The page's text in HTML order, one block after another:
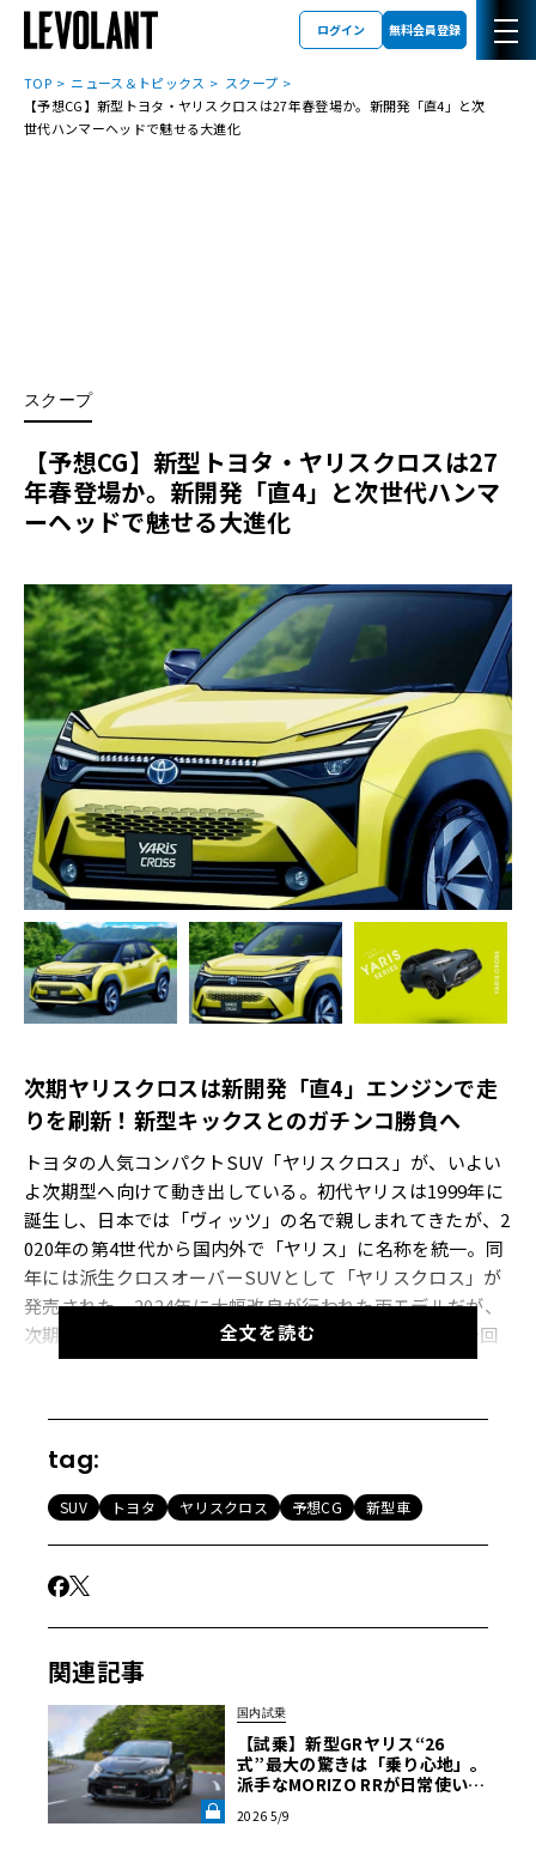
ログイン 無料会員登録
TOP ニュース＆トピックス
スクープ
【予想CG】新型トヨタ・ヤリスクロスは27年春登場か。新開発「直4」と次
世代ハンマーヘッドで魅せる大進化
スクープ
【予想CG】新型トヨタ・ヤリスクロスは27
年春登場か。新開発「直4」と次世代ハンマ
ーヘッドで魅せる大進化
次期ヤリスクロスは新開発「直4」エンジンで走
りを刷新！新型キックスとのガチンコ勝負へ
トヨタの人気コンパクトSUV「ヤリスクロス」が、いよい
よ次期型へ向けて動き出している。初代ヤリスは1999年に
誕生し、日本では「ヴィッツ」の名で親しまれてきたが、2
020年の第4世代から国内外で「ヤリス」に名称を統一。同
年には派生クロスオーバーSUVとして「ヤリスクロス」が
発売された。2024年に大幅改良が行われた両モデルだが、
次期型へのバトンタッチに向けて開発が進んでおり、今回
その予想CGが制作された。日産「キックス」などのライバ
化を遂げるのか。その全貌に迫る。
【画像4枚】トヨタの人気車種「ヤリスクロス」の次期モデ
ル予想CGを見る
タフさを増したエクステリアと、AI化が進む先進の室内
徴する「ハンマーヘッド」をさらに進化させ、ディフュー
ザーと一体化したフロントマスクを採用する見込みだ。分
厚いアンダーグリルガードを装備することでSUVとしての
ハードさをアピールし、各所のブラックトリムによって精
悍さが一段と引き上げられている。側面から見ると、SUV
らしく力強く張り出したタイヤハウスが印象的だ。ボディ
全文を読む
tag:
SUV トヨタ ヤリスクロス 予想CG 新型車
関連記事
国内試乗
【試乗】新型GRヤリス“26
式”最大の驚きは「乗り心地」。
派手なMORIZO RRが日常使いに
B》
2026 5/9